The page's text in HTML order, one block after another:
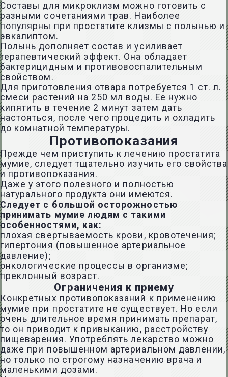
Составы для микроклизм можно готовить с
разными сочетаниями трав. Наиболее
популярны при простатите клизмы с полынью и
эвкалиптом.
Полынь дополняет состав и усиливает
терапевтический эффект. Она обладает
бактерицидным и противовоспалительным
свойством.
Для приготовления отвара потребуется 1 ст. л.
смеси растений на 250 мл воды. Ее нужно
кипятить в течение 2 минут затем дать
настояться, после чего процедить и охладить
до комнатной температуры.
Противопоказания
Прежде чем приступить к лечению простатита
мумие, следует тщательно изучить его свойства
и противопоказания.
Даже у этого полезного и полностью
натурального продукта они имеются.
Следует с большой осторожностью
принимать мумие людям с такими
особенностями, как:
плохая свертываемость крови, кровотечения;
гипертония (повышенное артериальное
давление);
онкологические процессы в организме;
преклонный возраст.
Ограничения к приему
Конкретных противопоказаний к применению
мумие при простатите не существует. Но если
очень длительное время принимать препарат,
то он приводит к привыканию, расстройству
пищеварения. Употреблять лекарство можно
даже при повышенном артериальном давлении,
но только по строгому назначению врача и
маленькими дозами.